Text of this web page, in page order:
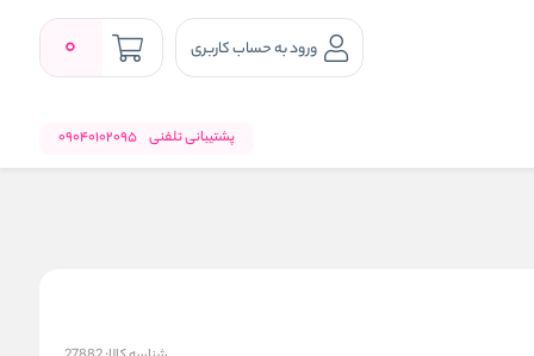
ورود به حساب کاربری 0
پشتیبانی تلفنی 09040102095